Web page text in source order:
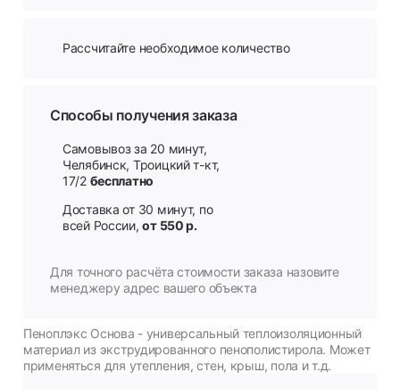
Рассчитайте необходимое количество
Способы получения заказа
Самовывоз за 20 минут,
Челябинск, Троицкий т-кт,
17/2 бесплатно
Доставка от 30 минут, по
всей России,от 550 р.
Для точного расчёта стоимости заказа назовите
менеджеру адрес вашего объекта
Пеноплэкс Основа - универсальный теплоизоляционный
материал из экструдированного пенополистирола. Может
применяться для утепления, стен, крыш, пола и т.д.